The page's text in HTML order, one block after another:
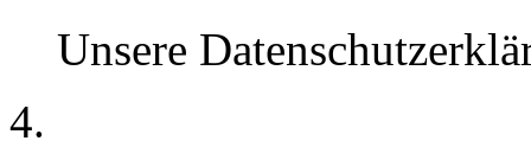
Unsere